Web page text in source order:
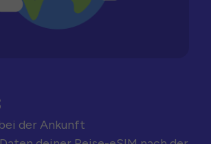
der Ankunft